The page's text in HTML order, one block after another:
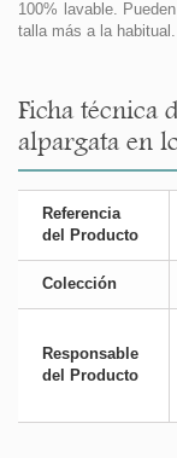
100% lavable.
talla más a la habitual.
Ficha técnica
alpargata en
Referencia
del Producto
Colección
Responsable
del Producto